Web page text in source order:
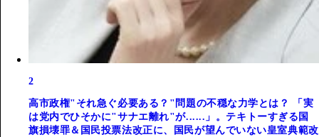
2
高市政権"それ急ぐ必要ある？"問題の不穏な力学とは？ 「実
は党内でひそかに"サナエ離れ"が......」。テキトーすぎる国
旗損壊罪＆国民投票法改正に、国民が望んでいない皇室典範改